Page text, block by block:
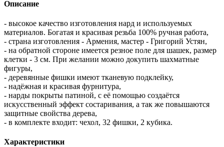
Описание
- высокое качество изготовления нард и используемых
материалов. Богатая и красивая резьба 100% ручная работа,
- страна изготовления - Армения, мастер - Григорий Устян,
- на обратной стороне имеется резное поле для шашек, размер
клетки - 3 см. При желании можно докупить шахматные
фигуры,
- деревянные фишки имеют тканевую подклейку,
- надёжная и красивая фурнитура,
- нарды покрыты патиной, с её помощью создаётся
искусственный эффект состаривания, а так же повышаются
защитные свойства дерева,
- в комплекте входит: чехол, 32 фишки, 2 кубика.
Характеристики